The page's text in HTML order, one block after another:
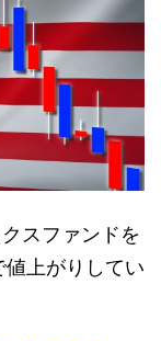
スファンドを
上がりしてい